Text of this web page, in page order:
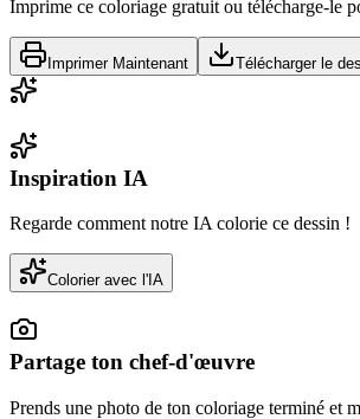
Imprime ce coloriage gratuit ou télécharge-le
Imprimer Maintenant Télécharger le
Inspiration IA
Regarde comment notre IA colorie ce dessin !
Colorier avec l'IA
Partage ton chef-d'œuvre
Prends une photo de ton coloriage terminé et